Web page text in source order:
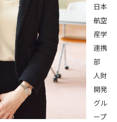
日本
航空
産学
連携
部
人財
開発
グル
ープ